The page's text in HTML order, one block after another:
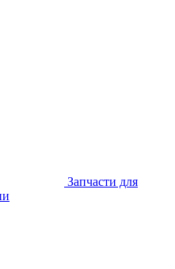
Запчасти для